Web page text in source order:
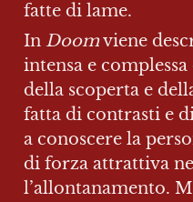
fatte di lame.
In Doom viene
intensa e
della scoperta e
fatta di contrasti e
a conoscere la
di forza attrattiva
l’allontanamento.